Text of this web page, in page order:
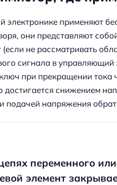
электронике применяют
они представляют
не рассматривать
сигнала в управляющий
при прекращении тока
достигается снижением
подачей напряжения
переменного
элемент